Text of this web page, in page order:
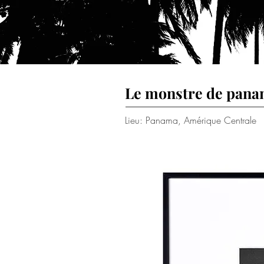
Le monstre de
Lieu: Panama, Amérique Centrale